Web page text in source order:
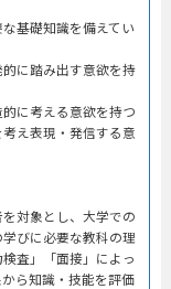
基礎知識を備えてい
的に踏み出す意欲を持
に考える意欲を持つ
え表現・発信する意
対象とし、大学での
びに必要な教科の理
査」「面接」によっ
ら知識・技能を評価